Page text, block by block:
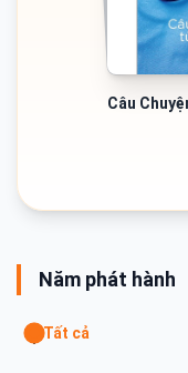
Câu
Năm phát hành
Tất cả